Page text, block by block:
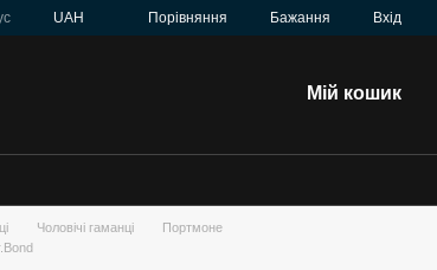
UAH Порівняння Бажання Вхід
Мій кошик
Чоловічі гаманці
Портмоне